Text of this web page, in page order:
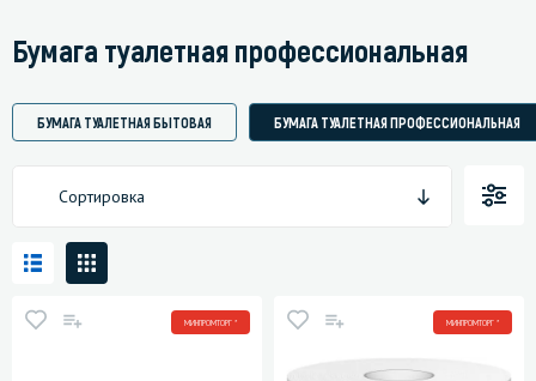
Бумага туалетная профессиональная
БУМАГА ТУАЛЕТНАЯ БЫТОВАЯ БУМАГА ТУАЛЕТНАЯ ПРОФЕССИОНАЛЬНАЯ
Сортировка
МИНПРОМТОРГ * МИНПРОМТОРГ *